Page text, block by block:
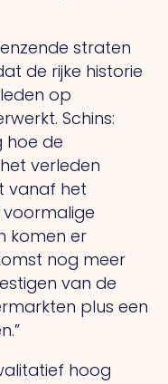
straten
de rijke historie
op
Schins:
hoe de
verleden
vanaf het
komen er
nog meer
van de
plus een
hoog